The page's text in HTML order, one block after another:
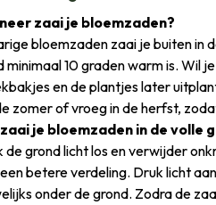
zaai je bloemzaden?
bloemzaden zaai je buiten in
minimaal 10 graden warm is. Wil
en de plantjes later
zomer of vroeg in de herfst,
je bloemzaden in de volle
de grond licht los en verwijder
betere verdeling. Druk licht
onder de grond. Zodra de